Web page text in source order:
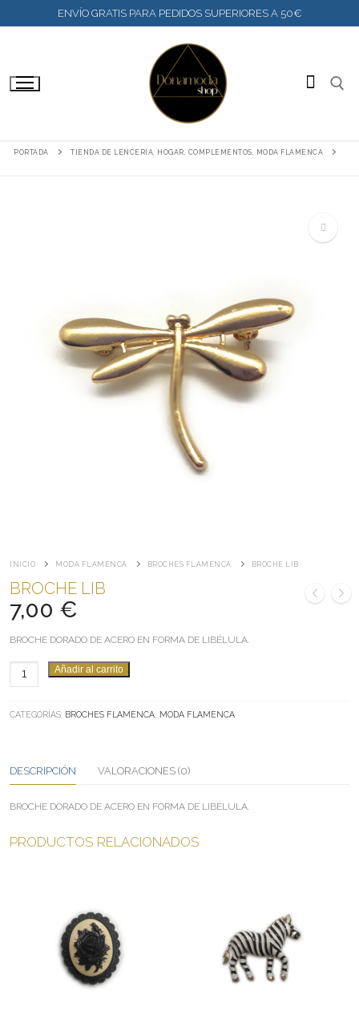
ENVÍO GRATIS PARA PEDIDOS SUPERIORES A 50€
PORTADA TIENDA DE LENCERÍA, HOGAR, COMPLEMENTOS, MODA FLAMENCA
INICIO MODA FLAMENCA BROCHES FLAMENCA BROCHE LIB
BROCHE LIB
7,00 €
BROCHE DORADO DE ACERO EN FORMA DE LIBÉLULA.
BROCHE
LIB
Añadir al carrito
CATEGORÍAS: BROCHES FLAMENCA MODA FLAMENCA
DESCRIPCIÓN VALORACIONES (0)
BROCHE DORADO DE ACERO EN FORMA DE LIBÉLULA.
PRODUCTOS RELACIONADOS